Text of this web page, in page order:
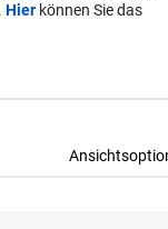
Hier können Sie das